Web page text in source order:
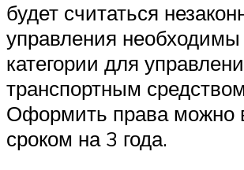
будет считаться
управления
категории для
транспортным
Оформить права
сроком на 3 года.